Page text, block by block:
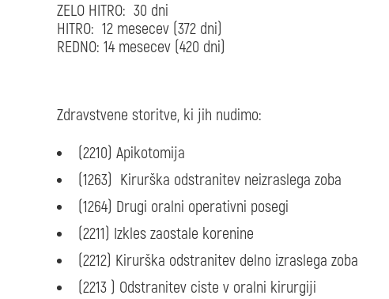
ZELO HITRO: 30 dni
HITRO: 12 mesecev (372 dni)
REDNO: 14 mesecev (420 dni)
Zdravstvene storitve, ki jih nudimo:
(2210) Apikotomija
(1263) Kirurška odstranitev neizraslega zoba
(1264) Drugi oralni operativni posegi
(2211) Izkles zaostale korenine
(2212) Kirurška odstranitev delno izraslega zoba
(2213 ) Odstranitev ciste v oralni kirurgiji